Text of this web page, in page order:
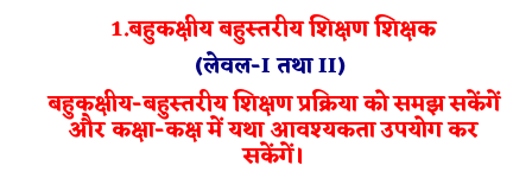
1.बहुकक्षीय बहुस्तरीय शिक्षण शिक्षक
(लेवल-I तथा II)
बहुकक्षीय-बहुस्तरीय शिक्षण प्रक्रिया को समझ सकेंगें
और कक्षा-कक्ष में यथा आवश्यकता उपयोग कर
सकेंगें।